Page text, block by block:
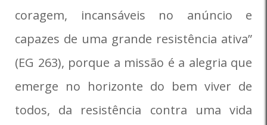
coragem, incansáveis no anúncio e
capazes de uma grande resistência ativa”
(EG 263), porque a missão é a alegria que
emerge no horizonte do bem viver de
todos, da resistência contra uma vida